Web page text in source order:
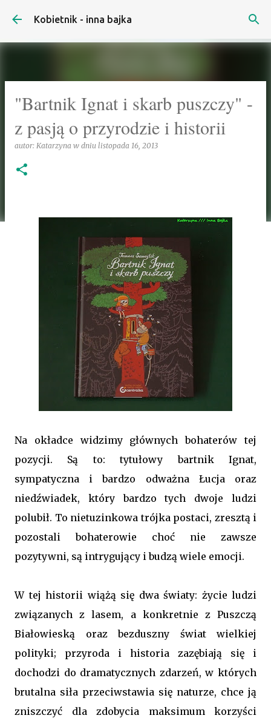
Przejdź do głównej zawartości
Kobietnik - inna bajka
"Bartnik Ignat i skarb puszczy" -
z pasją o przyrodzie i historii
autor: Katarzyna w dniu listopada 16, 2013
Na okładce widzimy głównych bohaterów tej
pozycji. Są to: tytułowy bartnik Ignat,
sympatyczna i bardzo odważna Łucja oraz
niedźwiadek, który bardzo tych dwoje ludzi
polubił. To nietuzinkowa trójka postaci, zresztą i
pozostali bohaterowie choć nie zawsze
pozytywni, są intrygujący i budzą wiele emocji.
W tej historii wiążą się dwa światy: życie ludzi
związanych z lasem, a konkretnie z Puszczą
Białowieską oraz bezduszny świat wielkiej
polityki; przyroda i historia zazębiają się i
dochodzi do dramatycznych zdarzeń, w których
brutalna siła przeciwstawia się naturze, chce ją
zniszczyć dla zdobycia maksimum korzyści